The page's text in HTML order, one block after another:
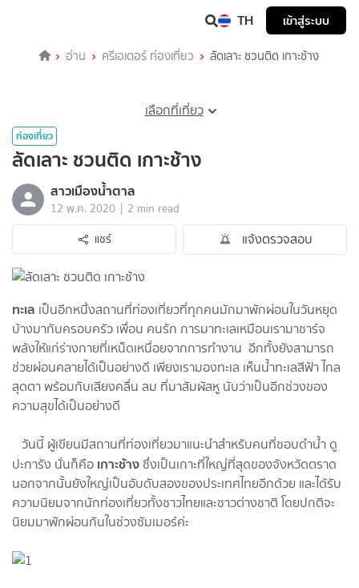
TH เข้าสู่ระบบ
อ่าน ครีเอเตอร์ ท่องเที่ยว ลัดเลาะ ชวนติด เกาะช้าง
เลือกที่เที่ยว
ท่องเที่ยว
ลัดเลาะ ชวนติด เกาะช้าง
สาวเมืองน้ำตาล
12 พ.ค. 2020 | 2 min read
แชร์
แจ้งตรวจสอบ
ทะเล เป็นอีกหนึ่งสถานที่ท่องเที่ยวที่ทุกคนมักมาพักผ่อนในวันหยุด
บ้างมากับครอบครัว เพื่อน คนรัก การมาทะเลเหมือนเรามาชาร์จ
พลังให้แก่ร่างกายที่เหน็ดเหนื่อยจากการทำงาน อีกทั้งยังสามารถ
ช่วยผ่อนคลายได้เป็นอย่างดี เพียงเรามองทะเล เห็นน้ำทะเลสีฟ้า ไกล
สุดตา พร้อมกับเสียงคลื่น ลม ที่มาสัมผัสหู นับว่าเป็นอีกช่วงของ
ความสุขได้เป็นอย่างดี
วันนี้ ผู้เขียนมีสถานที่ท่องเที่ยวมาแนะนำสำหรับคนที่ชอบดำน้ำ ดู
ปะการัง นั่นก็คือ เกาะช้างซึ่งเป็นเกาะที่ใหญ่ที่สุดของจังหวัดตราด
นอกจากนั้นยังใหญ่เป็นอับดับสองของประเทศไทยอีกด้วย และได้รับ
ความนิยมจากนักท่องเที่ยวทั้งชาวไทยและชาวต่างชาติ โดยปกติจะ
นิยมมาพักผ่อนกันในช่วงซัมเมอร์ค่ะ